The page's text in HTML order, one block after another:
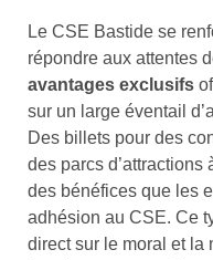
Le CSE Bastide se
répondre aux attentes
avantages exclusifs
sur un large éventail
Des billets pour des
des parcs
des bénéfices que les
adhésion au CSE. Ce
direct sur le moral et la